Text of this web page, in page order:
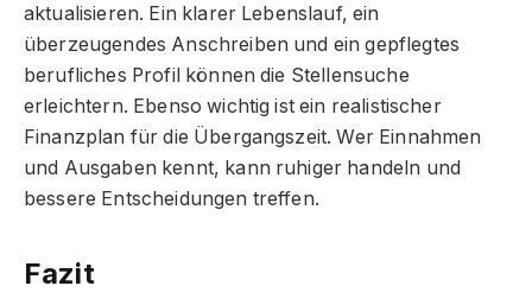
aktualisieren. Ein klarer Lebenslauf, ein
überzeugendes Anschreiben und ein gepflegtes
berufliches Profil können die Stellensuche
erleichtern. Ebenso wichtig ist ein realistischer
Finanzplan für die Übergangszeit. Wer Einnahmen
und Ausgaben kennt, kann ruhiger handeln und
bessere Entscheidungen treffen.
Fazit